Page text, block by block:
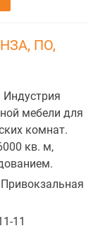
ПО,
мебели для
комнат.
кв. м,
11